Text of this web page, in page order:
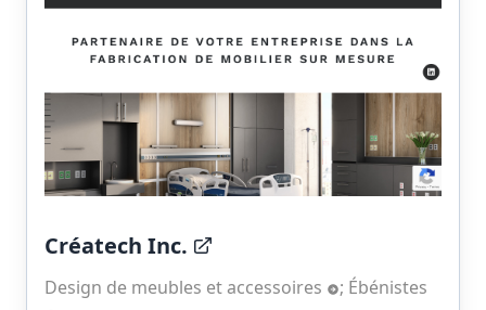
Créatech Inc.
Design de meubles et accessoires ; Ébénistes